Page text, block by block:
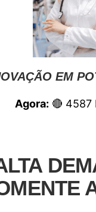
EM
Agora: 🔴 4587